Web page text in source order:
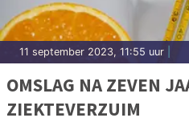
11 september 2023, 11:55 uur
OMSLAG NA ZEVEN
ZIEKTEVERZUIM